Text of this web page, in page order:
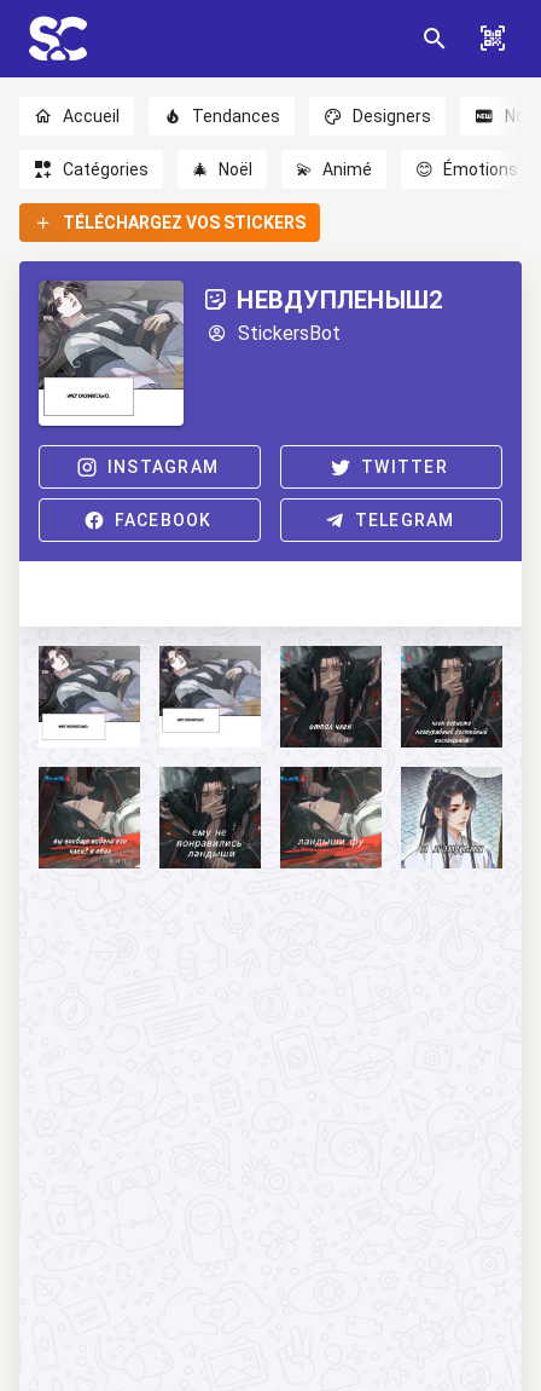
Accueil Tendances Designers
Catégories 🎄 Noël 💫 Animé 😊 Émotions
TÉLÉCHARGEZ VOS STICKERS
НЕВДУПЛЕНЫШ2
StickersBot
INSTAGRAM TWITTER
FACEBOOK TELEGRAM